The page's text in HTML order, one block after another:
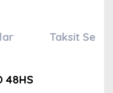
Taksit
48HS